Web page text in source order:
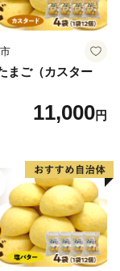
まご（カスター
11,000円